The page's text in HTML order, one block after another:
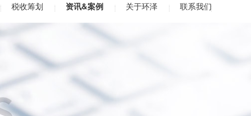
税收筹划 资讯&案例 关于环泽 联系我们